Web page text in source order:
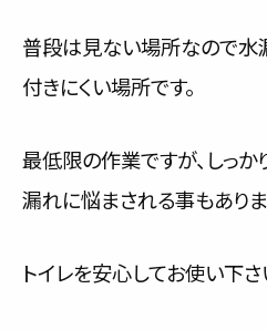
普段は見ない場所なので水
付きにくい場所です。
最低限の作業ですが、しっ
漏れに悩まされる事もありま
トイレを安心してお使い下